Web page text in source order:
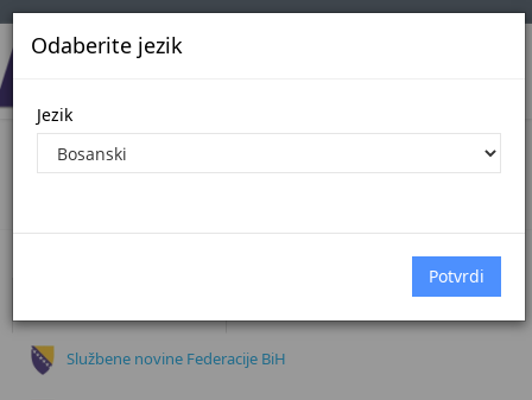
Odaberite jezik
Jezik
Dokumenti
Službene novine Federacije BiH